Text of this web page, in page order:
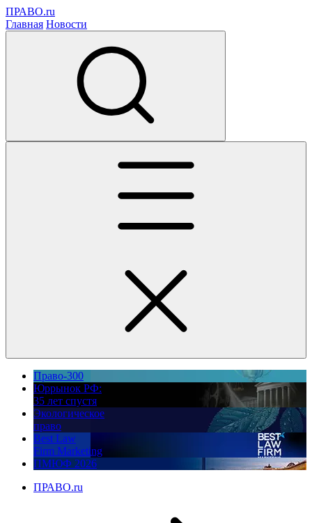
ПРАВО.ru
Главная Новости
Право-300
Юррынок РФ:
35 лет спустя
Экологическое
право
Best Law
Firm Marketing
ПМЮФ 2026
ПРАВО.ru